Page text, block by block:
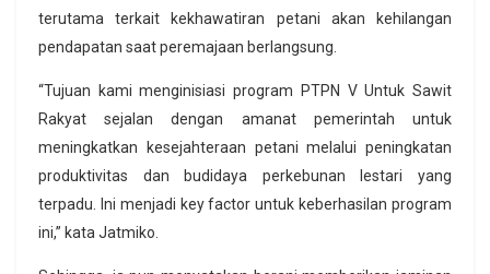
terutama terkait kekhawatiran petani akan kehilangan
pendapatan saat peremajaan berlangsung.
“Tujuan kami menginisiasi program PTPN V Untuk Sawit
Rakyat sejalan dengan amanat pemerintah untuk
meningkatkan kesejahteraan petani melalui peningkatan
produktivitas dan budidaya perkebunan lestari yang
terpadu. Ini menjadi key factor untuk keberhasilan program
ini,” kata Jatmiko.